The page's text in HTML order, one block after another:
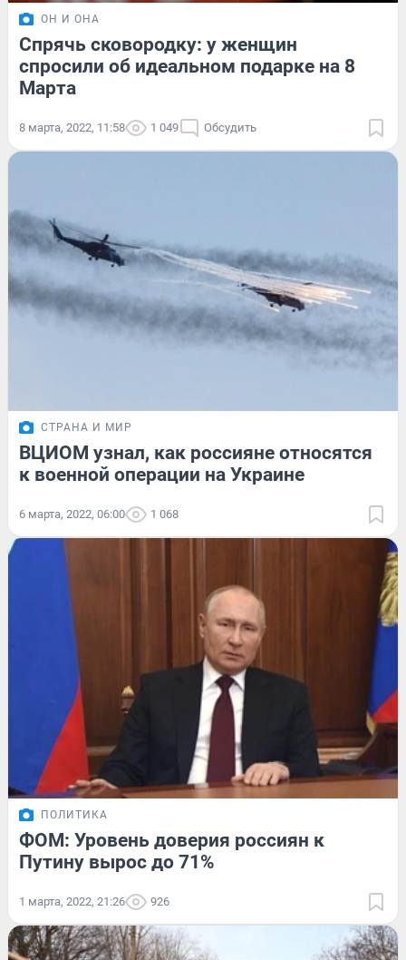
ОН И ОНА
Спрячь сковородку: у женщин
спросили об идеальном подарке на 8
Марта
8 марта, 2022, 11:58 1 049 Обсудить
СТРАНА И МИР
ВЦИОМ узнал, как россияне относятся
к военной операции на Украине
6 марта, 2022, 06:00 1 068
ПОЛИТИКА
ФОМ: Уровень доверия россиян к
Путину вырос до 71%
1 марта, 2022, 21:26 926